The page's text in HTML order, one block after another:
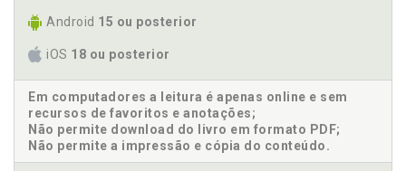
Android 15 ou posterior
iOS 18 ou posterior
Em computadores a leitura é apenas online e sem
recursos de favoritos e anotações;
Não permite download do livro em formato PDF;
Não permite a impressão e cópia do conteúdo.